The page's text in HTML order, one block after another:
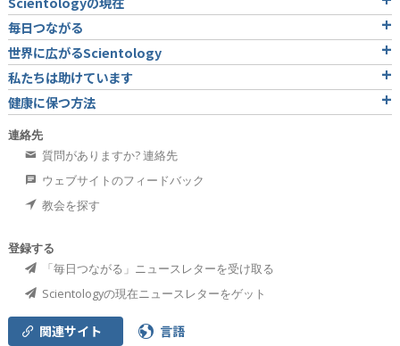
毎日つながる
世界に広がるScientology
私たちは助けています
健康に保つ方法
連絡先
質問がありますか? 連絡先
ウェブサイトのフィードバック
教会を探す
登録する
「毎日つながる」ニュースレターを受け取る
Scientologyの現在ニュースレターをゲット
関連サイト 言語